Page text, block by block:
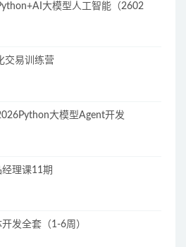
大模型人工智能（2602
交易训练营
大模型Agent开发
理课11期
发全套（1-6周）